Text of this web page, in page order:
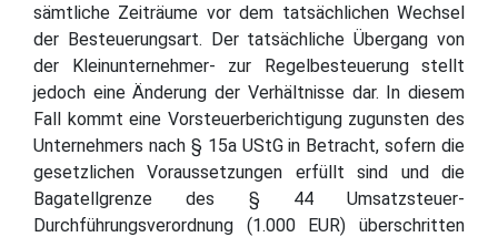
sämtliche Zeiträume vor dem tatsächlichen Wechsel
der Besteuerungsart. Der tatsächliche Übergang von
der Kleinunternehmer- zur Regelbesteuerung stellt
jedoch eine Änderung der Verhältnisse dar. In diesem
Fall kommt eine Vorsteuerberichtigung zugunsten des
Unternehmers nach § 15a UStG in Betracht, sofern die
gesetzlichen Voraussetzungen erfüllt sind und die
Bagatellgrenze des § 44 Umsatzsteuer-
Durchführungsverordnung (1.000 EUR) überschritten